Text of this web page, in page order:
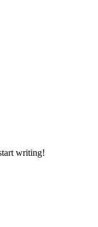
writing!